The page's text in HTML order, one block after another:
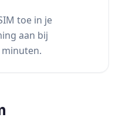
toe in je
aan bij